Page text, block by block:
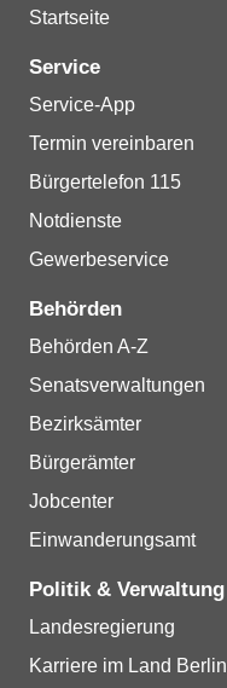
Service
Service-App
Termin vereinbaren
Bürgertelefon 115
Notdienste
Gewerbeservice
Behörden
Behörden A-Z
Senatsverwaltungen
Bezirksämter
Bürgerämter
Jobcenter
Einwanderungsamt
Politik & Verwaltung
Landesregierung
Karriere im Land Berlin